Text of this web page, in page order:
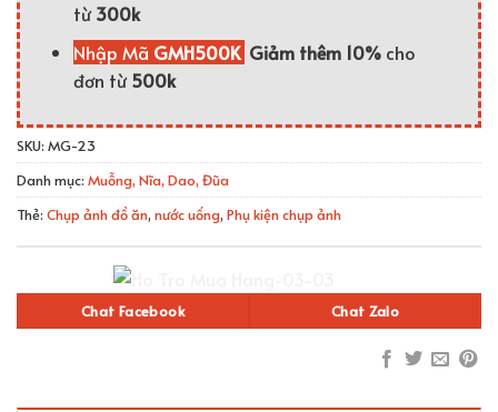
từ300k
Nhập Mã GMH500K Giảm thêm 10%cho
đơn từ500k
SKU: MG-23
Danh mục: Muỗng, Nĩa, Dao, Đũa
Thẻ: Chụp ảnh đồ ăn, nước uống, Phụ kiện chụp ảnh
Chat Facebook Chat Zalo